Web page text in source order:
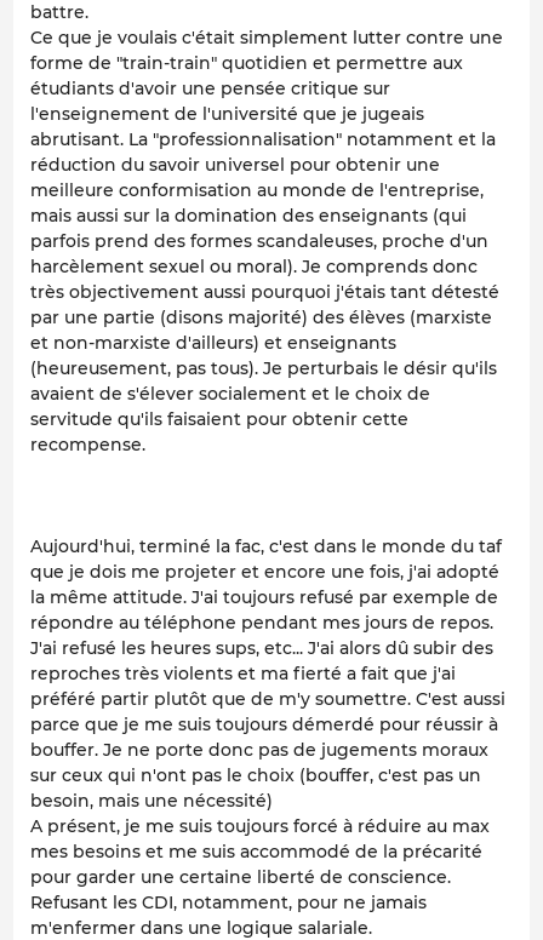
battre.
Ce que je voulais c'était simplement lutter contre une
forme de "train-train" quotidien et permettre aux
étudiants d'avoir une pensée critique sur
l'enseignement de l'université que je jugeais
abrutisant. La "professionnalisation" notamment et la
réduction du savoir universel pour obtenir une
meilleure conformisation au monde de l'entreprise,
mais aussi sur la domination des enseignants (qui
parfois prend des formes scandaleuses, proche d'un
harcèlement sexuel ou moral). Je comprends donc
très objectivement aussi pourquoi j'étais tant détesté
par une partie (disons majorité) des élèves (marxiste
et non-marxiste d'ailleurs) et enseignants
(heureusement, pas tous). Je perturbais le désir qu'ils
avaient de s'élever socialement et le choix de
servitude qu'ils faisaient pour obtenir cette
recompense.
Aujourd'hui, terminé la fac, c'est dans le monde du taf
que je dois me projeter et encore une fois, j'ai adopté
la même attitude. J'ai toujours refusé par exemple de
répondre au téléphone pendant mes jours de repos.
J'ai refusé les heures sups, etc... J'ai alors dû subir des
reproches très violents et ma fierté a fait que j'ai
préféré partir plutôt que de m'y soumettre. C'est aussi
parce que je me suis toujours démerdé pour réussir à
bouffer. Je ne porte donc pas de jugements moraux
sur ceux qui n'ont pas le choix (bouffer, c'est pas un
besoin, mais une nécessité)
A présent, je me suis toujours forcé à réduire au max
mes besoins et me suis accommodé de la précarité
pour garder une certaine liberté de conscience.
Refusant les CDI, notamment, pour ne jamais
m'enfermer dans une logique salariale.